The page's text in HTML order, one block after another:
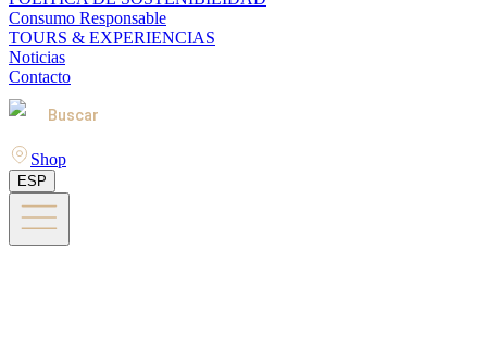
Consumo Responsable
TOURS & EXPERIENCIAS
Noticias
Contacto
Buscar
Shop
ESP